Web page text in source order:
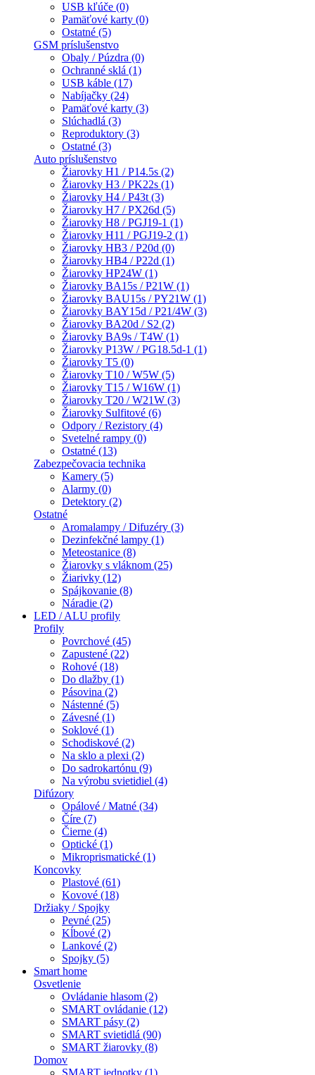
USB kľúče (0)
Pamäťové karty (0)
Ostatné (5)
GSM príslušenstvo
Obaly / Púzdra (0)
Ochranné sklá (1)
USB káble (17)
Nabíjačky (24)
Pamäťové karty (3)
Slúchadlá (3)
Reproduktory (3)
Ostatné (3)
Auto príslušenstvo
Žiarovky H1 / P14.5s (2)
Žiarovky H3 / PK22s (1)
Žiarovky H4 / P43t (3)
Žiarovky H7 / PX26d (5)
Žiarovky H8 / PGJ19-1 (1)
Žiarovky H11 / PGJ19-2 (1)
Žiarovky HB3 / P20d (0)
Žiarovky HB4 / P22d (1)
Žiarovky HP24W (1)
Žiarovky BA15s / P21W (1)
Žiarovky BAU15s / PY21W (1)
Žiarovky BAY15d / P21/4W (3)
Žiarovky BA20d / S2 (2)
Žiarovky BA9s / T4W (1)
Žiarovky P13W / PG18.5d-1 (1)
Žiarovky T5 (0)
Žiarovky T10 / W5W (5)
Žiarovky T15 / W16W (1)
Žiarovky T20 / W21W (3)
Žiarovky Sulfitové (6)
Odpory / Rezistory (4)
Svetelné rampy (0)
Ostatné (13)
Zabezpečovacia technika
Kamery (5)
Alarmy (0)
Detektory (2)
Ostatné
Aromalampy / Difuzéry (3)
Dezinfekčné lampy (1)
Meteostanice (8)
Žiarovky s vláknom (25)
Žiarivky (12)
Spájkovanie (8)
Náradie (2)
LED / ALU profily
Profily
Povrchové (45)
Zapustené (22)
Rohové (18)
Do dlažby (1)
Pásovina (2)
Nástenné (5)
Závesné (1)
Soklové (1)
Schodiskové (2)
Na sklo a plexi (2)
Do sadrokartónu (9)
Na výrobu svietidiel (4)
Difúzory
Opálové / Matné (34)
Číre (7)
Čierne (4)
Optické (1)
Mikroprismatické (1)
Koncovky
Plastové (61)
Kovové (18)
Držiaky / Spojky
Pevné (25)
Kĺbové (2)
Lankové (2)
Spojky (5)
Smart home
Osvetlenie
Ovládanie hlasom (2)
SMART ovládanie (12)
SMART pásy (2)
SMART svietidlá (90)
SMART žiarovky (8)
Domov
SMART jednotky (1)